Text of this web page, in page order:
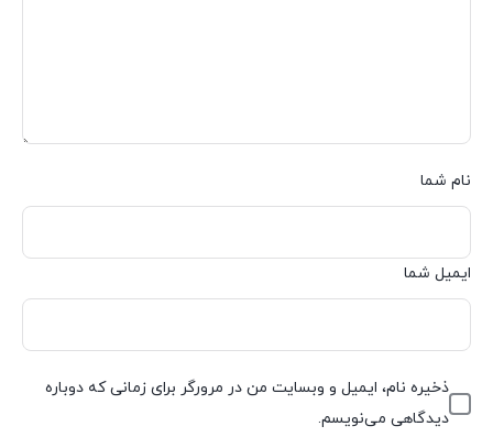
نام شما
ایمیل شما
ذخیره نام، ایمیل و وبسایت من در مرورگر برای زمانی که دوباره
دیدگاهی می‌نویسم.